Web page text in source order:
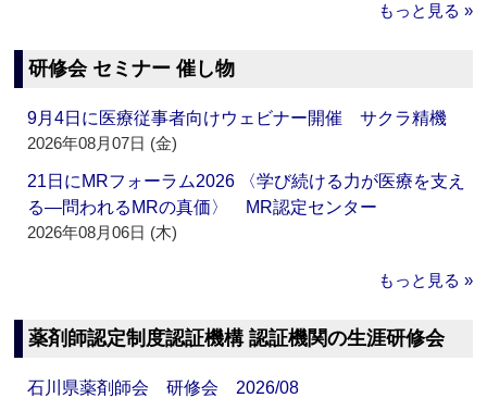
もっと見る »
研修会 セミナー 催し物
9月4日に医療従事者向けウェビナー開催 サクラ精機
2026年08月07日 (金)
21日にMRフォーラム2026 〈学び続ける力が医療を支え
る―問われるMRの真価〉 MR認定センター
2026年08月06日 (木)
もっと見る »
薬剤師認定制度認証機構 認証機関の生涯研修会
石川県薬剤師会 研修会 2026/08